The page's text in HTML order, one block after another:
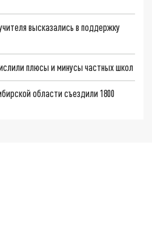
высказались в поддержку
плюсы и минусы частных школ
области съездили 1800